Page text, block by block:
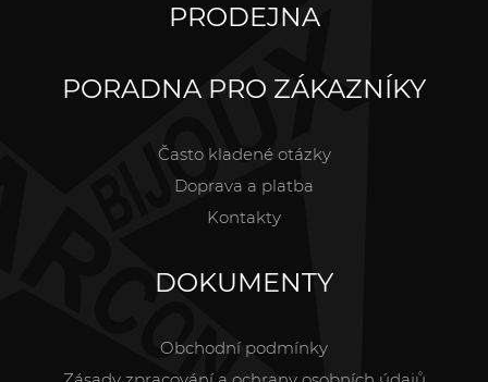
PRODEJNA
PORADNA PRO ZÁKAZNÍKY
Často kladené otázky
Doprava a platba
Kontakty
DOKUMENTY
Obchodní podmínky